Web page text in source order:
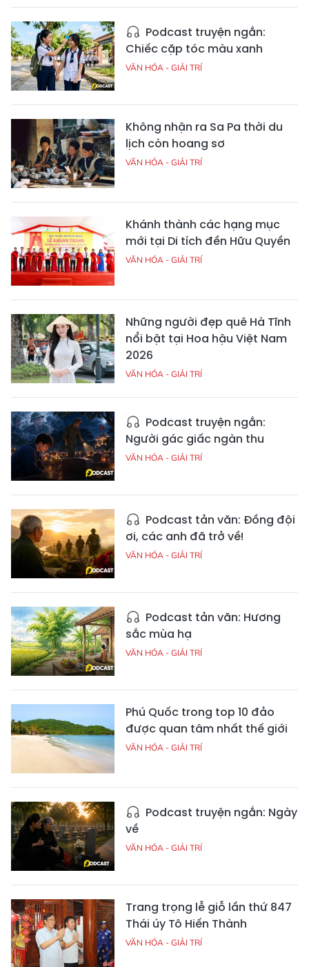
Podcast truyện ngắn:
Chiếc cặp tóc màu xanh
VĂN HÓA - GIẢI TRÍ
Không nhận ra Sa Pa thời du
lịch còn hoang sơ
VĂN HÓA - GIẢI TRÍ
Khánh thành các hạng mục
mới tại Di tích đền Hữu Quyền
VĂN HÓA - GIẢI TRÍ
Những người đẹp quê Hà Tĩnh
nổi bật tại Hoa hậu Việt Nam
2026
VĂN HÓA - GIẢI TRÍ
Podcast truyện ngắn:
Người gác giấc ngàn thu
VĂN HÓA - GIẢI TRÍ
Podcast tản văn: Đồng đội
ơi, các anh đã trở về!
VĂN HÓA - GIẢI TRÍ
Podcast tản văn: Hương
sắc mùa hạ
VĂN HÓA - GIẢI TRÍ
Phú Quốc trong top 10 đảo
được quan tâm nhất thế giới
VĂN HÓA - GIẢI TRÍ
Podcast truyện ngắn: Ngày
về
VĂN HÓA - GIẢI TRÍ
Trang trọng lễ giỗ lần thứ 847
Thái úy Tô Hiến Thành
VĂN HÓA - GIẢI TRÍ